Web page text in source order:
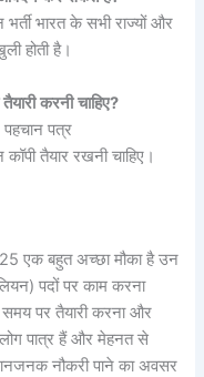
भारत के सभी राज्यों और
होती है।
तैयारी करनी चाहिए?
पत्र
तैयार रखनी चाहिए।
एक बहुत अच्छा मौका है उन
पदों पर काम करना
पर तैयारी करना और
पात्र हैं और मेहनत से
नौकरी पाने का अवसर